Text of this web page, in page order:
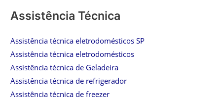
Assistência Técnica
Assistência técnica eletrodomésticos SP
Assistência técnica eletrodomésticos
Assistência técnica de Geladeira
Assistência técnica de refrigerador
Assistência técnica de freezer